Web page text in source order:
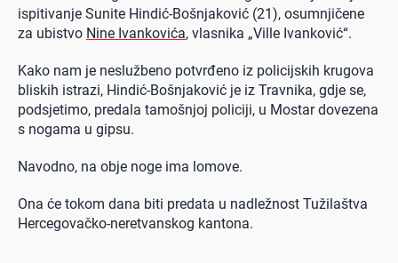
ispitivanje Sunite Hindić-Bošnjaković (21), osumnjičene
za ubistvo Nine Ivankovića, vlasnika „Ville Ivanković“.
Kako nam je neslužbeno potvrđeno iz policijskih krugova
bliskih istrazi, Hindić-Bošnjaković je iz Travnika, gdje se,
podsjetimo, predala tamošnjoj policiji, u Mostar dovezena
s nogama u gipsu.
Navodno, na obje noge ima lomove.
Ona će tokom dana biti predata u nadležnost Tužilaštva
Hercegovačko-neretvanskog kantona.